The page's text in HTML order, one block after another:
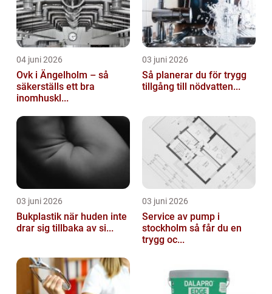
04 juni 2026
Ovk i Ängelholm – så
säkerställs ett bra
inomhuskl...
03 juni 2026
Så planerar du för trygg
tillgång till nödvatten...
03 juni 2026
Bukplastik när huden inte
drar sig tillbaka av si...
03 juni 2026
Service av pump i
stockholm så får du en
trygg oc...